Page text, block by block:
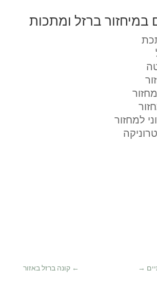
ברזל ומתכות
למחזור
←קונה ברזל באזור →